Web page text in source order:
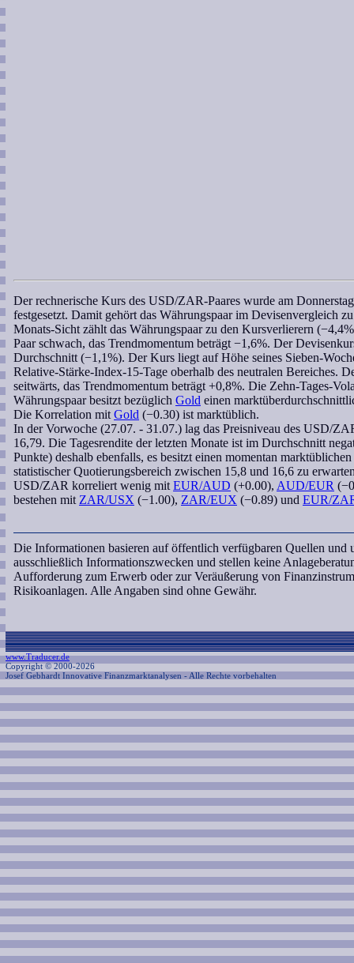
Derrechnerische Kurs des USD/ZAR-Paares wurde am
festgesetzt. Damit gehört das Währungspaar im Devisenvergleich
Monats-Sicht zählt das Währungspaar zu den Kursverlierern
Paar schwach, das Trendmomentum beträgt −1,6%. Der
Durchschnitt (−1,1%). Der Kurs liegt auf Höhe seines Sieben-
Relative-Stärke-Index-15-Tage oberhalb des neutralen Bereiches.
seitwärts, das Trendmomentum beträgt +0,8%. Die Zehn-Tages-
Währungspaar besitzt bezüglich Gold einen
Die Korrelation mit Gold (−0.30) ist marktüblich.
In der Vorwoche (27.07. - 31.07.) lag das Preisniveau des USD/
16,79. Die Tagesrendite der letzten Monate ist im Durchschnitt
Punkte) deshalb ebenfalls, es besitzt einen momentan
statistischer Quotierungsbereich zwischen 15,8 und 16,6 zu
USD/ZAR korreliert wenig mit EUR/AUD (+0.00), AUD/EUR
bestehen mit ZAR/USX (−1.00), ZAR/EUX (−0.89) und EUR/
Die Informationen basieren auf öffentlich verfügbaren Quellen und
ausschließlich Informationszwecken und stellen keine
Aufforderung zum Erwerb oder zur Veräußerung von
Risikoanlagen. Alle Angaben sind ohne Gewähr.
www.Traducer.de
Copyright © 2000-2026
Josef Gebhardt Innovative Finanzmarktanalysen - Alle Rechte vorbehalten